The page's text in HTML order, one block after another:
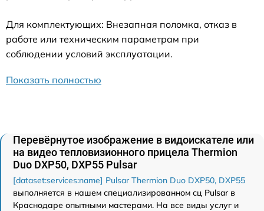
Для комплектующих: Внезапная поломка, отказ в
работе или техническим параметрам при
соблюдении условий эксплуатации.
Показать полностью
Перевёрнутое изображение в видоискателе или
на видео тепловизионного прицела Thermion
Duo DXP50, DXP55 Pulsar
[dataset:services:name] Pulsar Thermion Duo DXP50, DXP55
выполняется в нашем специализированном сц Pulsar в
Краснодаре опытными мастерами. На все виды услуг и